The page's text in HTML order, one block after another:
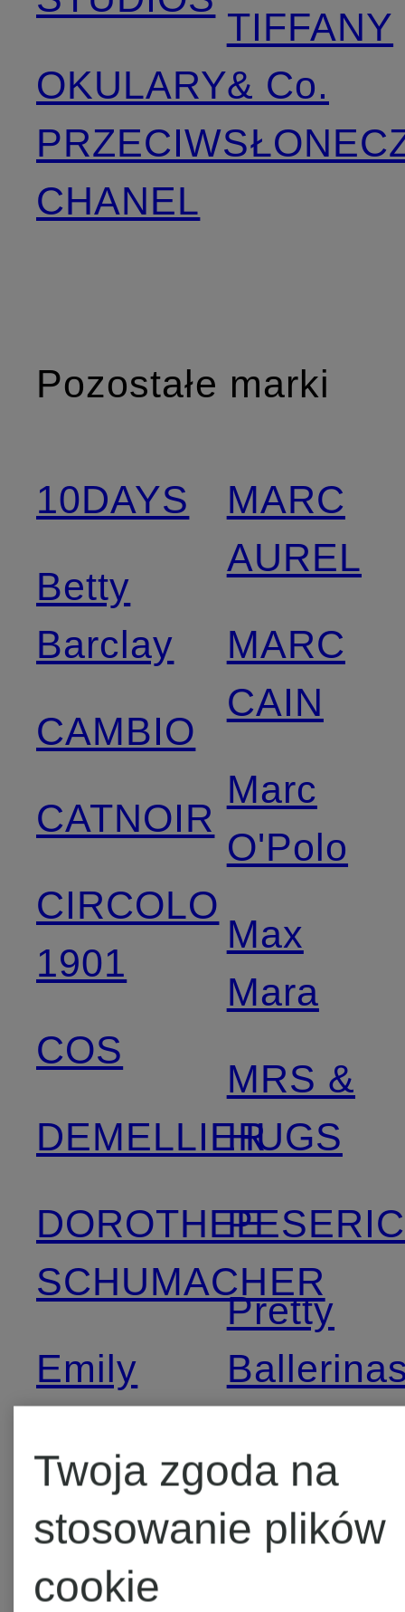
OKULARY
CHANEL
TIFFANY
& Co.
Pozostałe marki
10DAYS
Betty
Barclay
CAMBIO
CATNOIR
CIRCOLO
1901
COS
DEMELLIER
DOROTHEE
SCHUMACHER
Emily
DEN
BERGH
MARC
AUREL
MARC
CAIN
Marc
O'Polo
Max
Mara
MRS &
HUGS
Pretty
RIANI
RINO &
Twoja zgoda na
stosowanie plików
cookie